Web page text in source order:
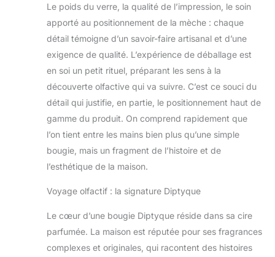
Le poids du verre, la qualité de l’impression, le soin
apporté au positionnement de la mèche : chaque
détail témoigne d’un savoir-faire artisanal et d’une
exigence de qualité. L’expérience de déballage est
en soi un petit rituel, préparant les sens à la
découverte olfactive qui va suivre. C’est ce souci du
détail qui justifie, en partie, le positionnement haut de
gamme du produit. On comprend rapidement que
l’on tient entre les mains bien plus qu’une simple
bougie, mais un fragment de l’histoire et de
l’esthétique de la maison.
Voyage olfactif : la signature Diptyque
Le cœur d’une bougie Diptyque réside dans sa cire
parfumée. La maison est réputée pour ses fragrances
complexes et originales, qui racontent des histoires